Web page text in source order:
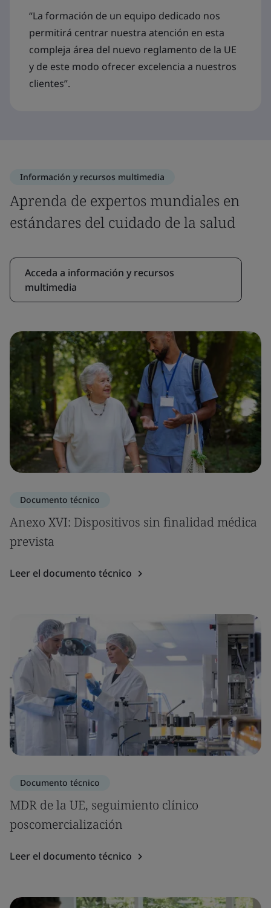
“La formación de un equipo dedicado nos
permitirá centrar nuestra atención en esta
compleja área del nuevo reglamento de la UE
y de este modo ofrecer excelencia a nuestros
clientes”.
Información y recursos multimedia
Aprenda de expertos mundiales en
estándares del cuidado de la salud
Acceda a información y recursos
multimedia
Documento técnico
Anexo XVI: Dispositivos sin finalidad médica
prevista
Leer el documento técnico
Documento técnico
MDR de la UE, seguimiento clínico
poscomercialización
Leer el documento técnico